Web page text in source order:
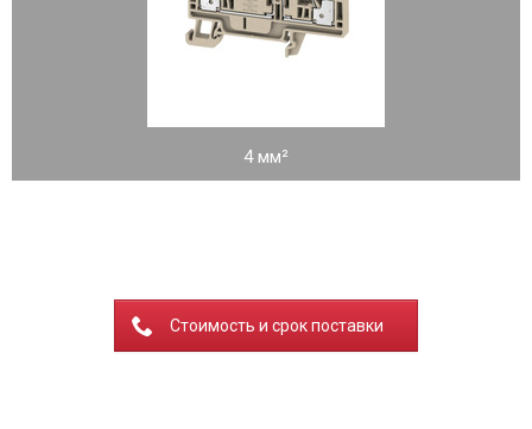
4 мм²
Стоимость и срок поставки